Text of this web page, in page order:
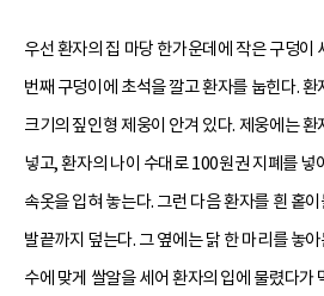
우선 환자의 집 마당 한가운데에 작은 구덩이
번째 구덩이에 초석을 깔고 환자를 눕힌다.
크기의 짚인형 제웅이 안겨 있다. 제웅에는
넣고, 환자의 나이 수대로 100원권 지폐를 넣
속옷을 입혀 놓는다. 그런 다음 환자를 흰 홑
발끝까지 덮는다. 그 옆에는 닭 한 마리를 놓
수에 맞게 쌀알을 세어 환자의 입에 물렸다가